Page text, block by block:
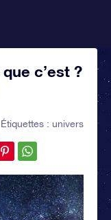
c’est ?
: univers